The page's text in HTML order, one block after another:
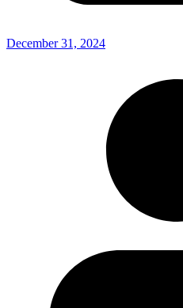
December 31, 2024